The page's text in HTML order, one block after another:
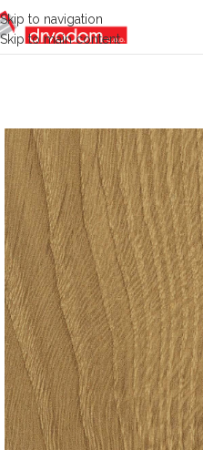
Skip to navigation
Skip to main content